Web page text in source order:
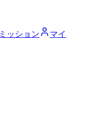
ミッション マイ